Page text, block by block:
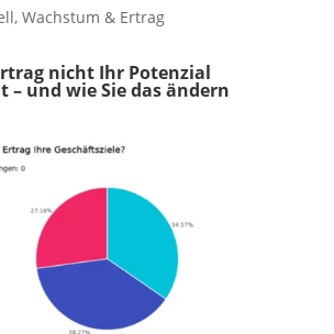
Wachstum & Ertrag
nicht Ihr Potenzial
– und wie Sie das ändern